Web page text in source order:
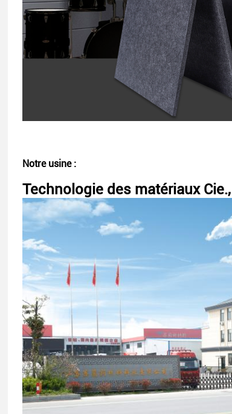
Notre usine :
Technologie des matériaux